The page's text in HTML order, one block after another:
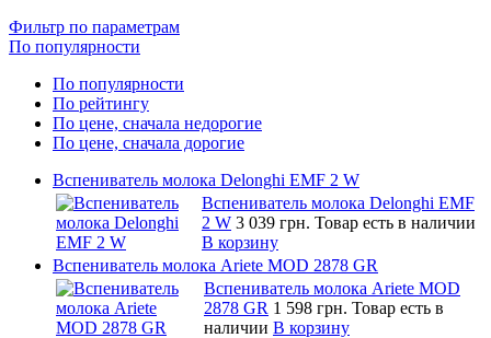
Фильтр по параметрам
По популярности
По популярности
По рейтингу
По цене, сначала недорогие
По цене, сначала дорогие
Вспениватель молока Delonghi EMF 2 W
Вспениватель молока Delonghi EMF
2 W 3 039 грн. Товар есть в наличии
В корзину
Вспениватель молока Ariete MOD 2878 GR
Вспениватель молока Ariete MOD
2878 GR 1 598 грн. Товар есть в
наличии В корзину